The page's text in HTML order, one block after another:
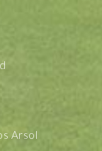
Arsol